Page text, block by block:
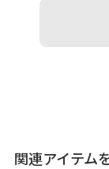
＞納期についての
関連アイテム